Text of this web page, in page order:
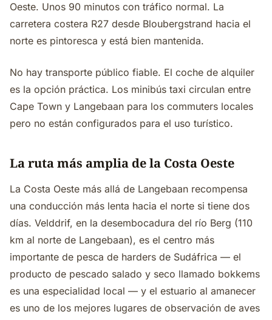
Oeste. Unos 90 minutos con tráfico normal. La
carretera costera R27 desde Bloubergstrand hacia el
norte es pintoresca y está bien mantenida.
No hay transporte público fiable. El coche de alquiler
es la opción práctica. Los minibús taxi circulan entre
Cape Town y Langebaan para los commuters locales
pero no están configurados para el uso turístico.
La ruta más amplia de la Costa Oeste
La Costa Oeste más allá de Langebaan recompensa
una conducción más lenta hacia el norte si tiene dos
días. Velddrif, en la desembocadura del río Berg (110
km al norte de Langebaan), es el centro más
importante de pesca de harders de Sudáfrica — el
producto de pescado salado y seco llamado bokkems
es una especialidad local — y el estuario al amanecer
es uno de los mejores lugares de observación de aves